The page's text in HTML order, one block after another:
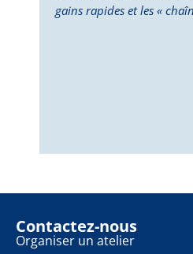
gains rapides et les «
Contactez-nous
Organiser un atelier